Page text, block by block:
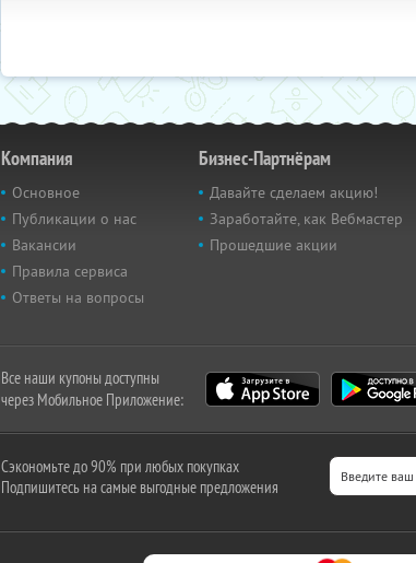
Компания
Основное
Публикации о нас
Вакансии
Правила сервиса
Ответы на вопросы
Бизнес-Партнёрам
Давайте сделаем акцию!
Заработайте, как Вебмастер
Прошедшие акции
Все наши купоны доступны
через Мобильное Приложение:
Сэкономьте до 90% при любых покупках
Подпишитесь на самые выгодные предложения